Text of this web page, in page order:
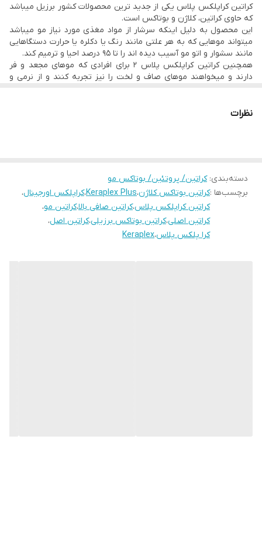
• ماندگاری ۶ ماه
• تقویت کننده و ترمیم کننده مو
• دارای مواد طبیعی، پرو ویتامین ها، کراتین و پروتیین
• لخت کننده و نرم کننده فوق العاده
• غنی شده با بوتاکس، Gold 24k و روغن آرگان
• محصول کشور برزیل
کراتین کراپلکس پلاس یکی از جدید ترین محصولات کشور برزیل میباشد
که حاوی کراتین، کلاژن و بوتاکس است.
این محصول به دلیل اینکه سرشار از مواد مغذی مورد نیاز مو میباشد
میتواند موهایی که به هر علتی مانند رنگ یا دکلره یا حرارت دستگاهایی
مانند سشوار و اتو مو آسیب دیده اند را تا ۹۵ درصد احیا و ترمیم کند.
همچنین کراتین کراپلکس پلاس 2 برای افرادی که موهای مجعد و فر
دارند و میخواهند موهای صاف و لخت را نیز تجربه کنند و از نرمی و
که مو‌های آسیب دیده، شکسته یابسیار خشک را ترمیم می‌کند.
نظرات
دسته‌بندی:کراتین/ پروتئین/ بوتاکس مو
برچسب‌ها :‌کراتین بوتاکس کلاژن،Keraplex Plus،کراپلکس اورجینال،
کراتین کراپلکس پلاس،کراتین صافی بالا،کراتین مو،
کراتین اصلی،کراتین بوتاکس برزیلی،کراتین اصل،
کرا پلکس پلاس،Keraplex